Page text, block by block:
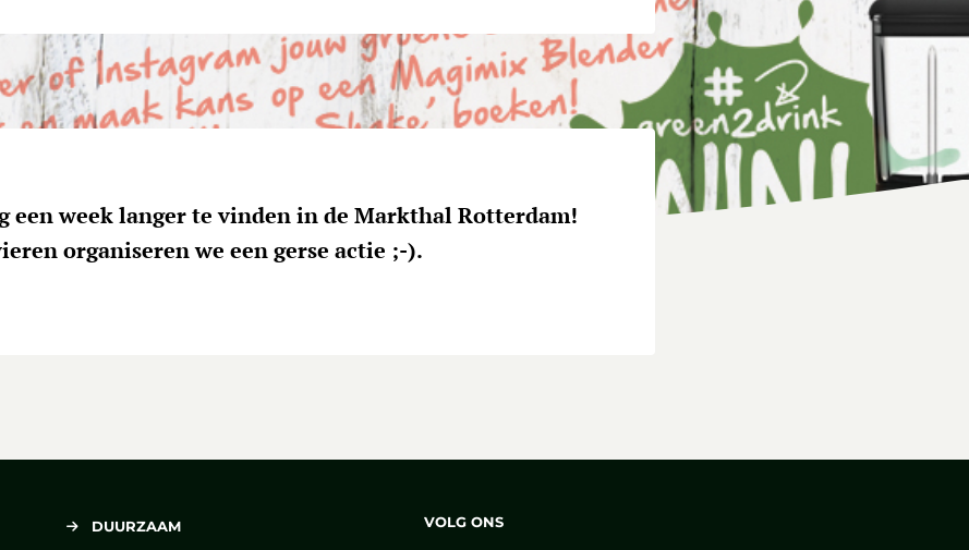
een week langer te vinden in de Markthal Rotterdam!
organiseren we een gerse actie ;-).
DUURZAAM VOLG ONS